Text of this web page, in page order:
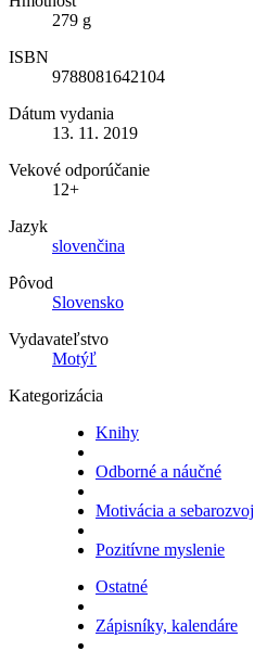
279 g
ISBN
9788081642104
Dátum vydania
13. 11. 2019
Vekové odporúčanie
12+
Jazyk
slovenčina
Pôvod
Slovensko
Vydavateľstvo
Motýľ
Kategorizácia
Knihy
Odborné a náučné
Motivácia a sebarozvoj
Pozitívne myslenie
Ostatné
Zápisníky, kalendáre